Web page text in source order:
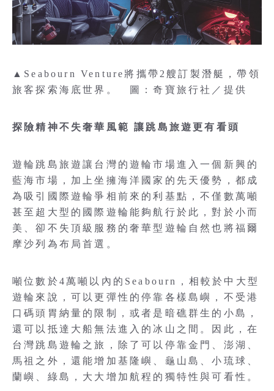
▲Seabourn Venture將攜帶2艘訂製潛艇，帶領
旅客探索海底世界。 圖：奇寶旅行社／提供
探險精神不失奢華風範 讓跳島旅遊更有看頭
遊輪跳島旅遊讓台灣的遊輪市場進入一個新興的
藍海市場，加上坐擁海洋國家的先天優勢，都成
為吸引國際遊輪爭相前來的利基點，不僅數萬噸
甚至超大型的國際遊輪能夠航行於此，對於小而
美、卻不失頂級服務的奢華型遊輪自然也將福爾
摩沙列為布局首選。
噸位數於4萬噸以內的Seabourn，相較於中大型
遊輪來說，可以更彈性的停靠各樣島嶼，不受港
口碼頭胃納量的限制，或者是暗礁群生的小島，
還可以抵達大船無法進入的冰山之間。因此，在
台灣跳島遊輪之旅，除了可以停靠金門、澎湖、
馬祖之外，還能增加基隆嶼、龜山島、小琉球、
蘭嶼、綠島，大大增加航程的獨特性與可看性。